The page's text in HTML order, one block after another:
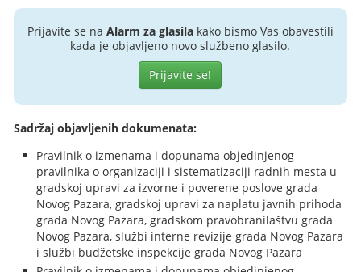
Prijavite se na Alarm za glasilakako bismo Vas obavestili
kada je objavljeno novo službeno glasilo.
Prijavite se!
Sadržaj objavljenih dokumenata:
Pravilnik o izmenama i dopunama objedinjenog
pravilnika o organizaciji i sistematizaciji radnih mesta u
gradskoj upravi za izvorne i poverene poslove grada
Novog Pazara, gradskoj upravi za naplatu javnih prihoda
grada Novog Pazara, gradskom pravobranilaštvu grada
Novog Pazara, službi interne revizije grada Novog Pazara
i službi budžetske inspekcije grada Novog Pazara